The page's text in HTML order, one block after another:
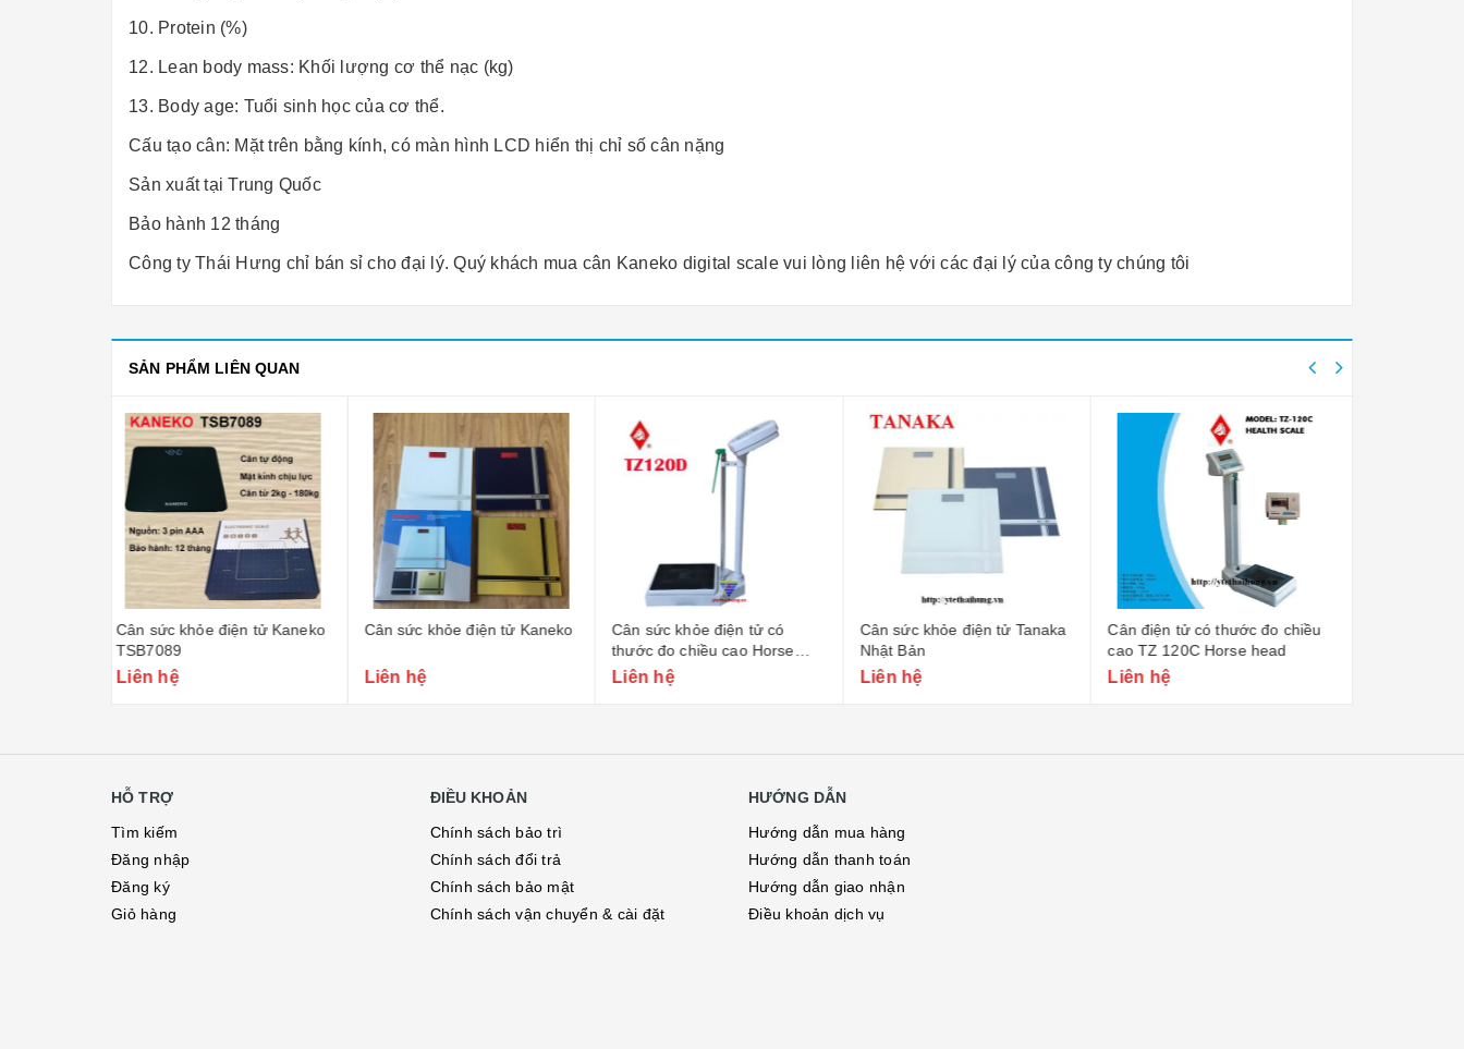
10. Protein (%)
12. Lean body mass: Khối lượng cơ thể nạc (kg)
13. Body age: Tuổi sinh học của cơ thể.
Cấu tạo cân: Mặt trên bằng kính, có màn hình LCD hiển thị chỉ số cân nặng
Sản xuất tại Trung Quốc
Bảo hành 12 tháng
Công ty Thái Hưng chỉ bán sỉ cho đại lý. Quý khách mua cân Kaneko digital scale vui lòng liên hệ với các đại lý của công ty chúng tôi
SẢN PHẨM LIÊN QUAN
Cân sức khỏe điện tử Kaneko
Liên hệ
Cân sức khỏe điện tử có
head TZ120D
Liên hệ
Cân sức khỏe điện tử Tanaka
Nhật Bản
Liên hệ
Cân điện tử có thước đo chiều
cao TZ 120C Horse head
Liên hệ
Cân sức khỏe cơ học Tanita
HA 801 girls
Liên hệ
HỖ TRỢ
Tìm kiếm
Đăng nhập
Đăng ký
Giỏ hàng
ĐIỀU KHOẢN
Chính sách bảo trì
Chính sách đổi trả
Chính sách bảo mật
Chính sách vận chuyển & cài đặt
HƯỚNG DẪN
Hướng dẫn mua hàng
Hướng dẫn thanh toán
Hướng dẫn giao nhận
Điều khoản dịch vụ